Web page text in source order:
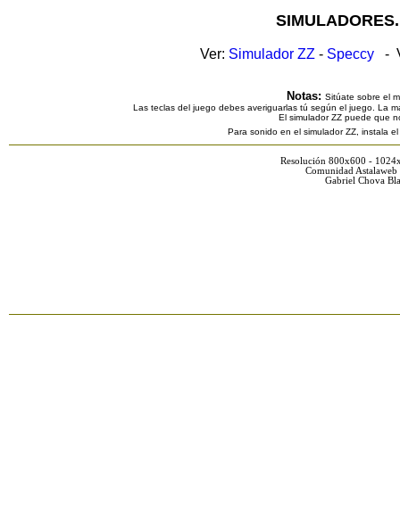
Ver: Simulador ZZ - Speccy -
Notas: Sitúate sobre el
Las teclas del juego debes averiguarlas tú según el juego. La
El simulador ZZ puede que
Para sonido en el simulador ZZ, instala
Resolución 800x600 -
Comunidad
Gabriel Chova